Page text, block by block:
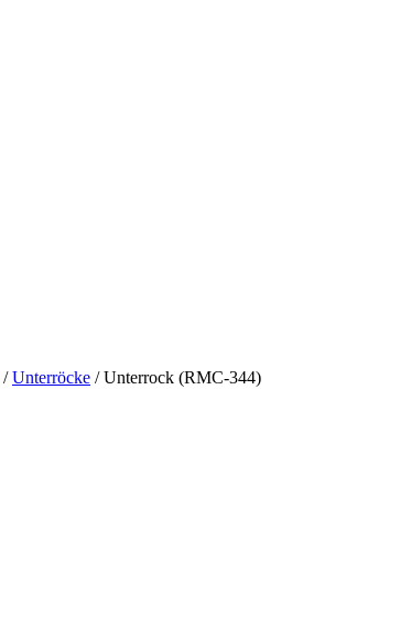
/Unterröcke / Unterrock (RMC-344)